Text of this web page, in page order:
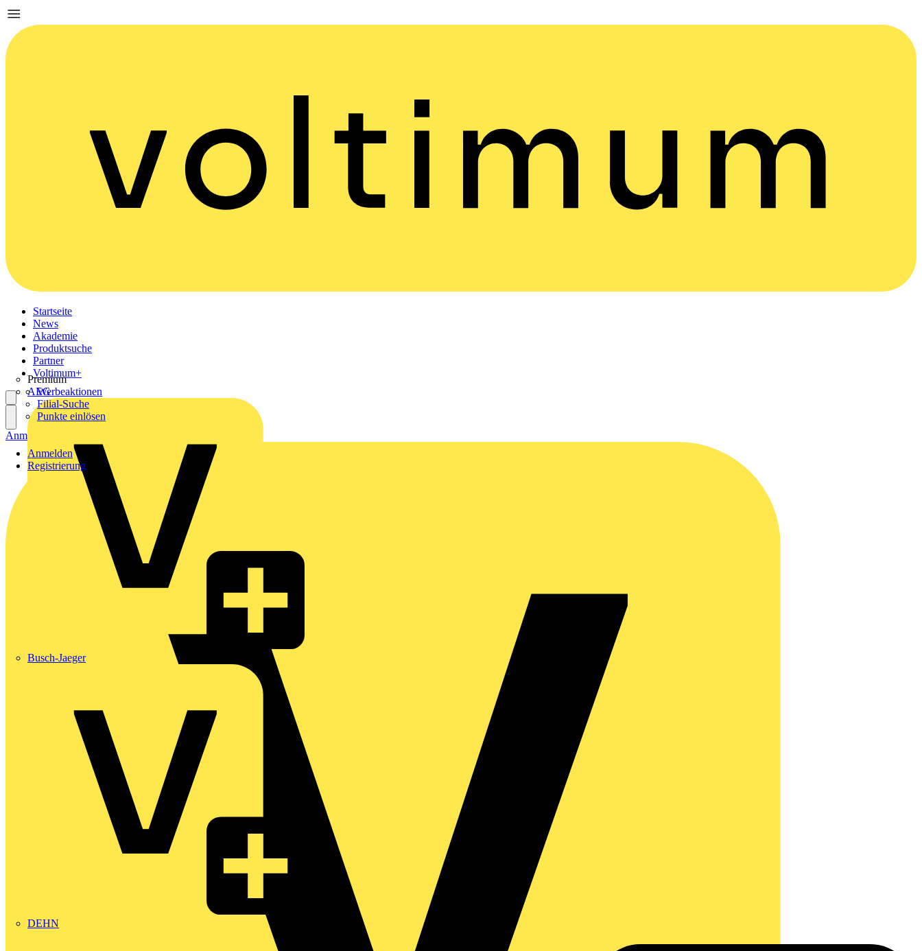
Startseite
News
Akademie
Produktsuche
Partner
Premium
AEG
Busch-Jaeger
DEHN
Voltimum+
Werbeaktionen
Filial-Suche
Punkte einlösen
Anmelden
Registrierung
Anmelden